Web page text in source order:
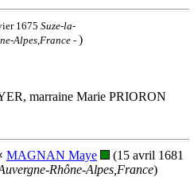
1675 Suze-la-
Alpes,France - )
marraine Marie PRIORON
MAGNAN Maye
(15 avril 1681
Rhône-Alpes,France)